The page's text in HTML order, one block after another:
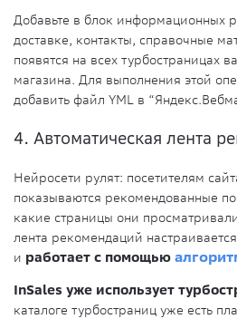
Добавьте в блок информационных
доставке, контакты, справочные
появятся на всех турбостраницах
магазина. Для выполнения этой
добавить файл YML в
4. Автоматическая лента
Нейросети рулят: посетителям
показываются рекомендованные
какие страницы они
лента рекомендаций
и работает с помощью
InSales уже использует
каталоге турбостраниц уже есть